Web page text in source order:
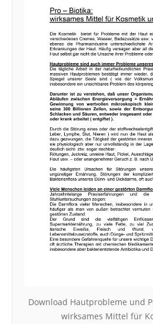
Download Hautprobleme und
wirksames Mittel für